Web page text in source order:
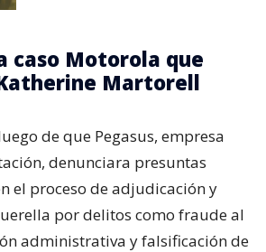
caso Motorola que
Martorell
de que Pegasus, empresa
denunciara presuntas
el proceso de adjudicación y
por delitos como fraude al
administrativa y falsificación de